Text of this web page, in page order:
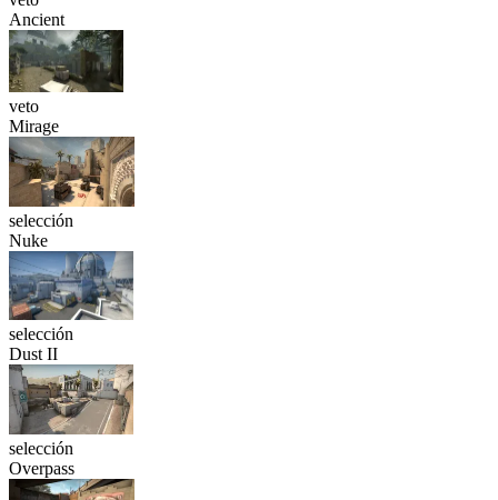
Ancient
veto
Mirage
selección
Nuke
selección
Dust II
selección
Overpass